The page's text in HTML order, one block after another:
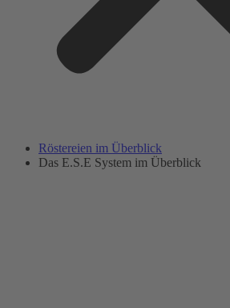
Röstereien im Überblick
Das E.S.E System im Überblick